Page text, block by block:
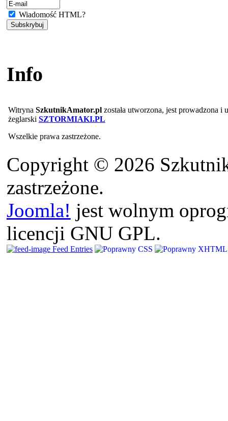
Wiadomość HTML?
Info
Witryna SzkutnikAmator.plzostała utworzona, jest prowadzona i
żeglarski SZTORMIAKI.PL
Wszelkie prawa zastrzeżone.
Copyright © 2026
zastrzeżone.
Joomla! jest wolnym
licencji GNU GPL.
Feed Entries